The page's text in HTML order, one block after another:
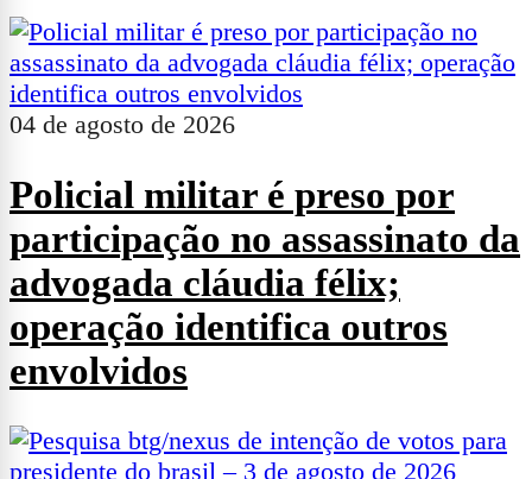
04 de agosto de 2026
Policial militar é preso por
participação no assassinato da
advogada cláudia félix;
operação identifica outros
envolvidos